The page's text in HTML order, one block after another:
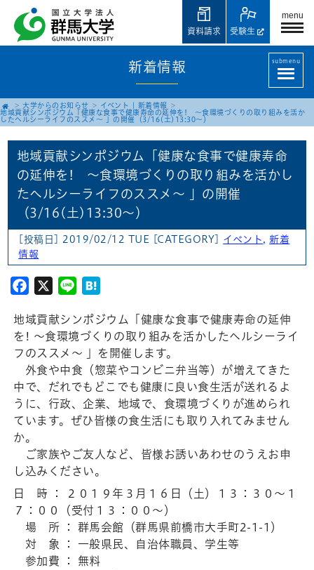
menu
受験生
資料請求
新着情報 submenu
大学からのお知らせ イベント
新着情報
地域貢献シンポジウム「健康な食事で健康寿命の延伸を! ～食環境づくりの取り組みを活か
したヘルシーライフのススメ～ 」の開催（3/16(土)13:30～）
地域貢献シンポジウム「健康な食事で健康寿命
の延伸を! ～食環境づくりの取り組みを活かし
たヘルシーライフのススメ～ 」の開催
（3/16(土)13:30～）
[投稿日] 2019/02/12 TUE [CATEGORY] イベント ,新着
情報
Facebook
X Line
地域貢献シンポジウム「健康な食事で健康寿命の延伸
を! ～食環境づくりの取り組みを活かしたヘルシーライ
フのススメ～ 」を開催します。
外食や中食（惣菜やコンビニ弁当等）が増えてきた
中で、だれでもどこでも健康に良い食生活が送れるよ
うに、行政、企業、地域で、食環境づくりが進められ
ています。ぜひ皆様の食生活にも取り入れてみません
か。
ご家族やご友人など、皆様お誘いあわせのうえお申
し込みください。
日 時 ： ２０１９年３月１６日（土）１３：３０～１
７：００（受付１３：００～）
場 所 ： 群馬会館（群馬県前橋市大手町2-1-1）
対 象 ： 一般県民、自治体職員、学生等
参加費 ： 無料